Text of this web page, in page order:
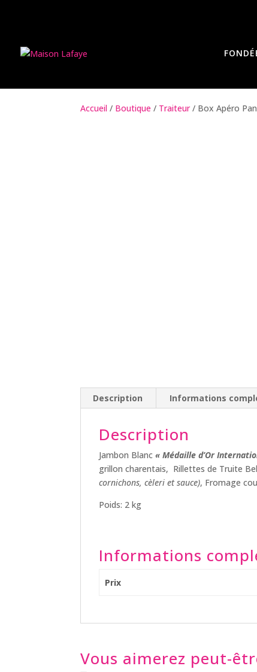
Accueil / Boutique / Traiteur/ Box Apéro
Description Informations
Description
Jambon Blanc « Médaille d’Or
grillon charentais, Rillettes de Truite
cornichons, cèleri et sauce), Fromage
Poids: 2 kg
Informations
Prix
Vous aimerez peut-